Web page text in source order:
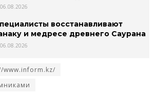
06.08.2026
восстанавливают
и медресе древнего Саурана
06.08.2026
www.inform.kz/